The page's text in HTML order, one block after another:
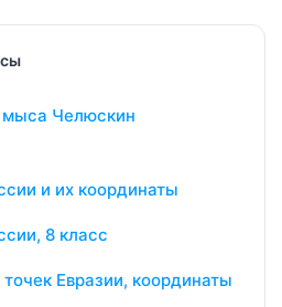
мыса Челюскин
и их координаты
8 класс
Евразии, координаты